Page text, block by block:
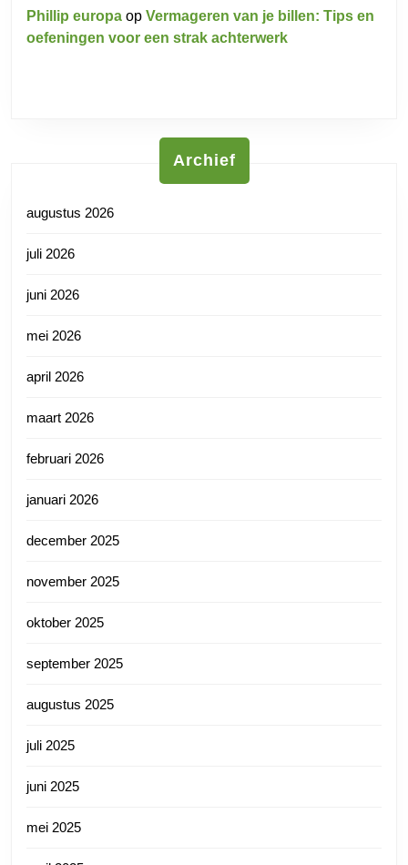
Phillip europa op Vermageren van je billen: Tips en
oefeningen voor een strak achterwerk
Archief
augustus 2026
juli 2026
juni 2026
mei 2026
april 2026
maart 2026
februari 2026
januari 2026
december 2025
november 2025
oktober 2025
september 2025
augustus 2025
juli 2025
juni 2025
mei 2025